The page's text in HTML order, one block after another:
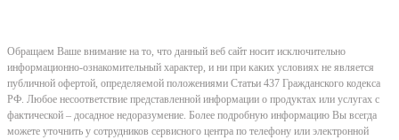
Обращаем Ваше внимание на то, что данный веб сайт носит исключительно
информационно-ознакомительный характер, и ни при каких условиях не является
публичной офертой, определяемой положениями Статьи 437 Гражданского кодекса
РФ. Любое несоответствие представленной информации о продуктах или услугах с
фактической – досадное недоразумение. Более подробную информацию Вы всегда
можете уточнить у сотрудников сервисного центра по телефону или электронной